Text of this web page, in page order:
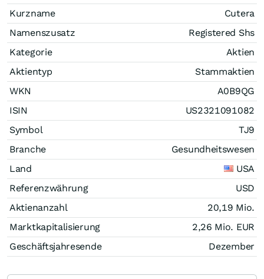
Kurzname
Cutera
Namenszusatz
Registered Shs
Kategorie
Aktien
Aktientyp
Stammaktien
WKN
A0B9QG
ISIN
US2321091082
Symbol
TJ9
Branche
Gesundheitswesen
Land
USA
Referenzwährung
USD
Aktienanzahl
20,19 Mio.
Marktkapitalisierung
2,26 Mio. EUR
Geschäftsjahresende
Dezember